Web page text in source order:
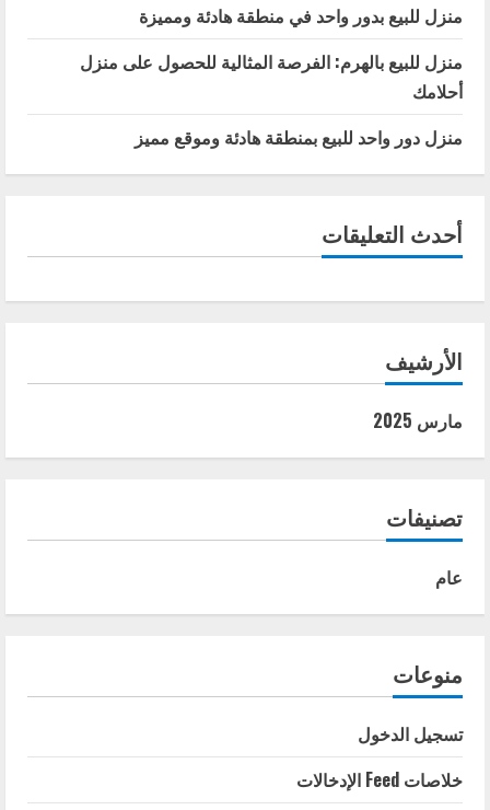
منزل للبيع بدور واحد في منطقة هادئة ومميزة
منزل للبيع بالهرم: الفرصة المثالية للحصول على منزل
أحلامك
منزل دور واحد للبيع بمنطقة هادئة وموقع مميز
أحدث التعليقات
الأرشيف
مارس 2025
تصنيفات
عام
منوعات
تسجيل الدخول
خلاصات Feed الإدخالات